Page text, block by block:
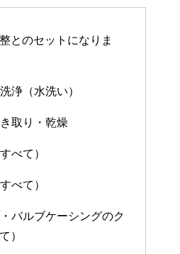
とのセットになりま
浄（水洗い）
取り・乾燥
べて）
べて）
バルブケーシングのク
）